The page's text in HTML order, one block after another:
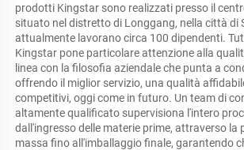
prodotti Kingstar sono realizzati presso il
situato nel distretto di Longgang, nella città di
attualmente lavorano circa 100 dipendenti.
Kingstar pone particolare attenzione alla
linea con la filosofia aziendale che punta a
offrendo il miglior servizio, una qualità
competitivi, oggi come in futuro. Un team di
altamente qualificato supervisiona l'intero
dall'ingresso delle materie prime, attraverso la
massa fino all'imballaggio finale, garantendo